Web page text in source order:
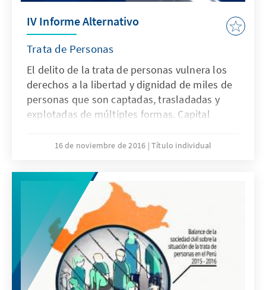
IV Informe Alternativo
Trata de Personas
El delito de la trata de personas vulnera los
derechos a la libertad y dignidad de miles de
personas que son captadas, trasladadas y
explotadas de múltiples formas. Capital
Alternativo), en articulación con diversas
compromiso en la lucha contra este delito al
presentar su “IV Informe Alternativo: Balance
de la sociedad civil sobre la situación de la
trata de personas en el Perú 2015 - 2016”. El
informe analiza y evalúa los avances en la
implementación del Plan Nacional de Acción
contra la trata de personas.
16 de noviembre de 2016 Título individual